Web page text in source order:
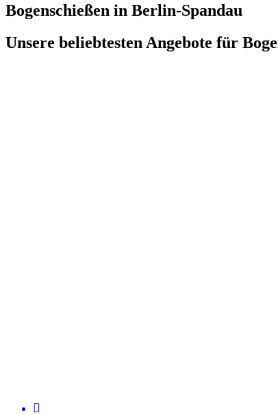
Bogenschießen in Berlin-Spandau
Unsere beliebtesten Angebote für